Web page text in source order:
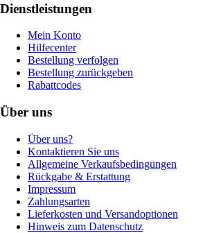
Dienstleistungen
Mein Konto
Hilfecenter
Bestellung verfolgen
Bestellung zurückgeben
Rabattcodes
Über uns
Über uns?
Kontaktieren Sie uns
Allgemeine Verkaufsbedingungen
Rückgabe & Erstattung
Impressum
Zahlungsarten
Lieferkosten und Versandoptionen
Hinweis zum Datenschutz